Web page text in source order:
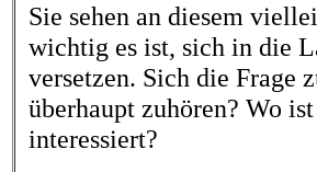
Sie sehen an diesem
wichtig es ist, sich in die
versetzen. Sich die Frage
überhaupt zuhören? Wo
interessiert?